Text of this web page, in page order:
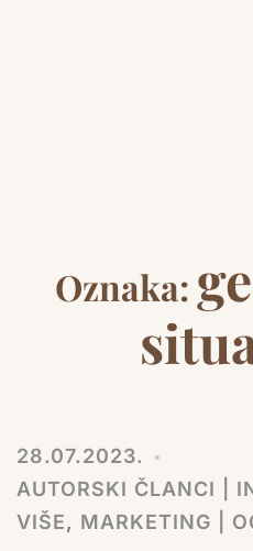
Oznaka:
28.07.2023.
AUTORSKI ČLANCI |
VIŠE, MARKETING |